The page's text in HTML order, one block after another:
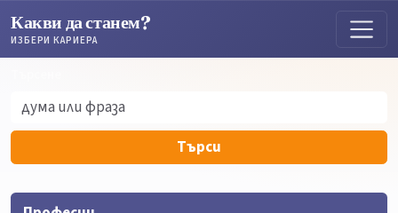
Какви да станем?
ИЗБЕРИ КАРИЕРА
Търси